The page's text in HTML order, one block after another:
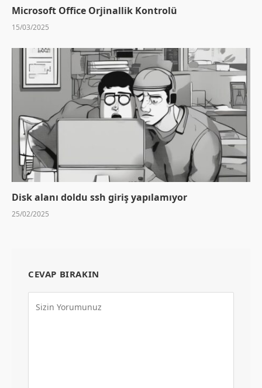
Microsoft Office Orjinallik Kontrolü
15/03/2025
Disk alanı doldu ssh giriş yapılamıyor
25/02/2025
CEVAP BIRAKIN